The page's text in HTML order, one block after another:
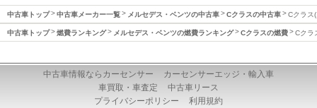
中古車トップ 中古車メーカー一覧 メルセデス・ベンツの中古車 Cクラスの中古車 Cクラス
中古車トップ 燃費ランキング メルセデス・ベンツの燃費ランキング Cクラスの燃費 Cクラ
中古車情報ならカーセンサー
カーセンサーエッジ・輸入車
車買取・車査定
中古車リース
プライバシーポリシー
利用規約